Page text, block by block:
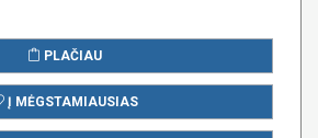
PLAČIAU
Į MĖGSTAMIAUSIAS